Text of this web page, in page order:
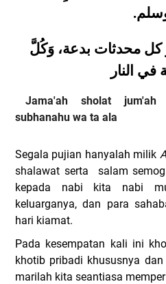
كل محدثات بدعة، وَكُلَّ
النار
Jama'ah sholat
subhanahu wa ta ala
Segala pujian hanyalah milik
shalawat serta
salam
kepada nabi kita nabi
keluarganya, dan para
hari kiamat.
Pada kesempatan kali ini
khotib pribadi khususnya dan
marilah kita seantiasa